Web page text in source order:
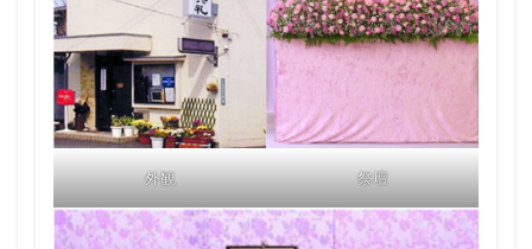
外観 祭壇